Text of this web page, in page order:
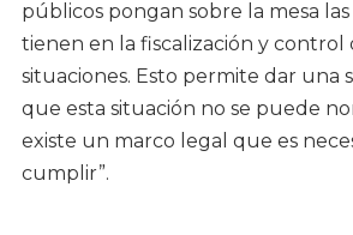
públicos pongan sobre la mesa
tienen en la fiscalización y control
situaciones. Esto permite dar una
que esta situación no se puede
existe un marco legal que es
cumplir”.